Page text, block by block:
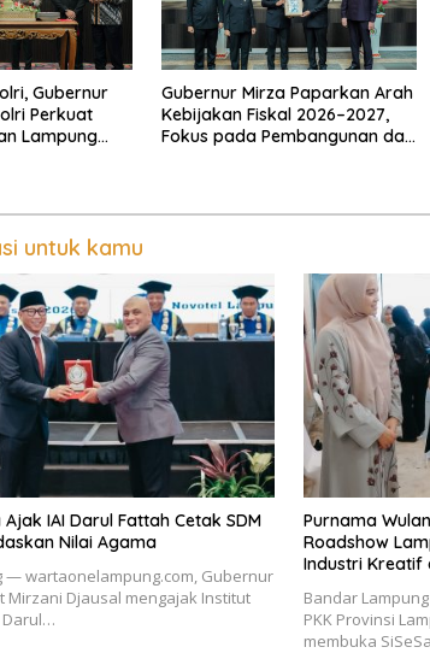
Gubernur
Perkuat
Lampung
Gubernur Mirza Paparkan Arah
Kebijakan Fiskal 2026–2027,
Fokus pada Pembangunan dan
untuk kamu
IAI Darul Fattah Cetak SDM
Nilai Agama
— wartaonelampung.com, Gubernur
Mirzani Djausal mengajak Institut
Darul…
Purnama
Roadshow
Industri Kreatif
Bandar
PKK Provinsi
membuka